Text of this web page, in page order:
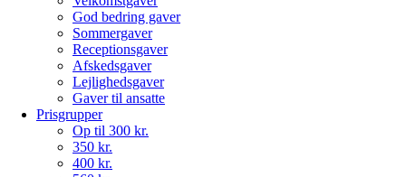
God bedring gaver
Sommergaver
Receptionsgaver
Afskedsgaver
Lejlighedsgaver
Gaver til ansatte
Prisgrupper
Op til 300 kr.
350 kr.
400 kr.